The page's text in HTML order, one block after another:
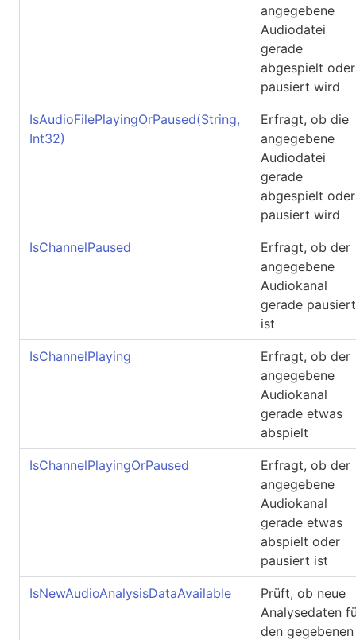
angegebene
Audiodatei
gerade
abgespielt oder
pausiert wird
IsAudioFilePlayingOrPaused(String,
Int32)
Erfragt, ob die
angegebene
Audiodatei
gerade
abgespielt oder
pausiert wird
IsChannelPaused
Erfragt, ob der
angegebene
Audiokanal
gerade pausiert
ist
IsChannelPlaying
Erfragt, ob der
angegebene
Audiokanal
gerade etwas
abspielt
IsChannelPlayingOrPaused
Erfragt, ob der
angegebene
Audiokanal
gerade etwas
abspielt oder
pausiert ist
IsNewAudioAnalysisDataAvailable
Prüft, ob neue
Analysedaten
den gegebenen